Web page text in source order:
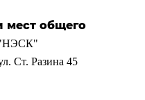
мест общего
Ст. Разина 45